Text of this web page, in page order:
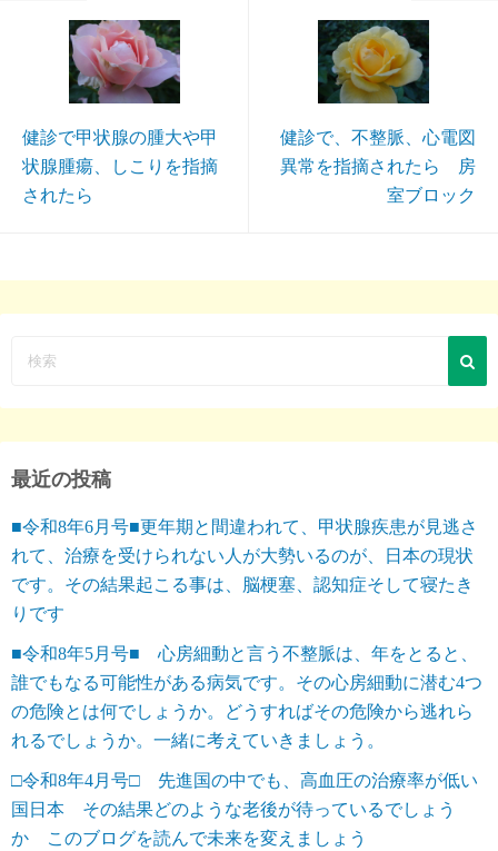
健診で甲状腺の腫大や甲
状腺腫瘍、しこりを指摘
されたら
健診で、不整脈、心電図
異常を指摘されたら 房
室ブロック
最近の投稿
■令和8年6月号■更年期と間違われて、甲状腺疾患が見逃さ
れて、治療を受けられない人が大勢いるのが、日本の現状
です。その結果起こる事は、脳梗塞、認知症そして寝たき
りです
■令和8年5月号■ 心房細動と言う不整脈は、年をとると、
誰でもなる可能性がある病気です。その心房細動に潜む4つ
の危険とは何でしょうか。どうすればその危険から逃れら
れるでしょうか。一緒に考えていきましょう。
□令和8年4月号□ 先進国の中でも、高血圧の治療率が低い
国日本 その結果どのような老後が待っているでしょう
か このブログを読んで未来を変えましょう